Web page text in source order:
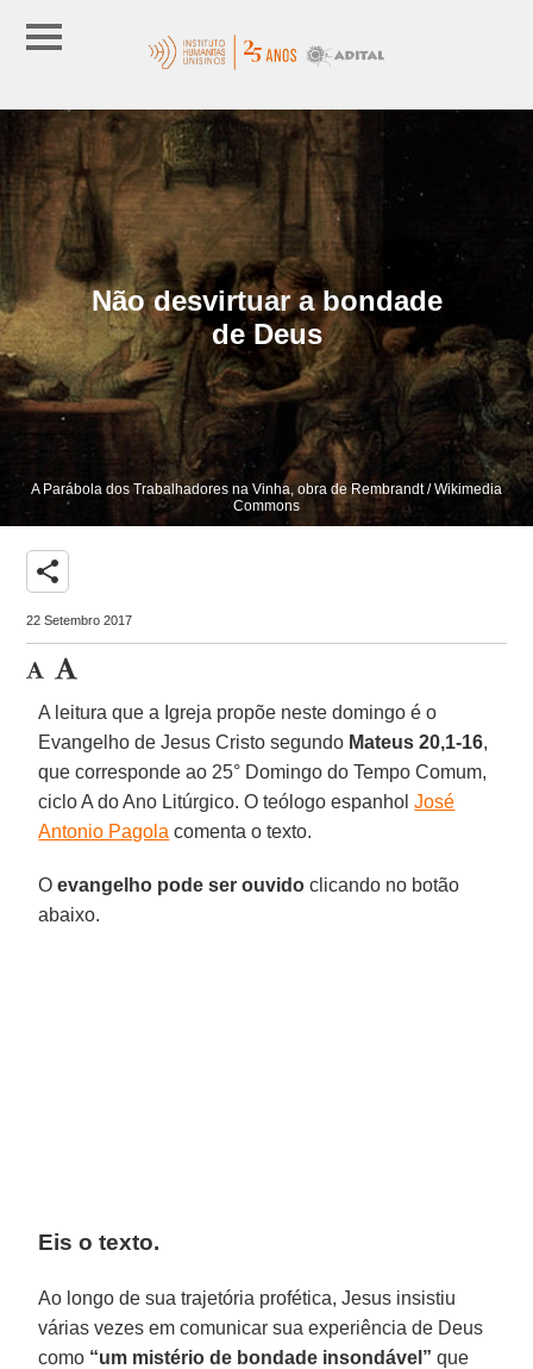
Não desvirtuar a bondade
de Deus
A Parábola dos Trabalhadores na Vinha, obra de Rembrandt / Wikimedia
Commons
share
22 Setembro 2017
A leitura que a Igreja propõe neste domingo é o
Evangelho de Jesus Cristo segundo Mateus 20,1-16,
que corresponde ao 25° Domingo do Tempo Comum,
ciclo A do Ano Litúrgico. O teólogo espanholJosé
Antonio Pagola comenta o texto.
Oevangelho pode ser ouvido clicando no botão
abaixo.
Eis o texto.
Ao longo de sua trajetória profética, Jesus insistiu
várias vezes em comunicar sua experiência de Deus
como “um mistério de bondade insondável” que